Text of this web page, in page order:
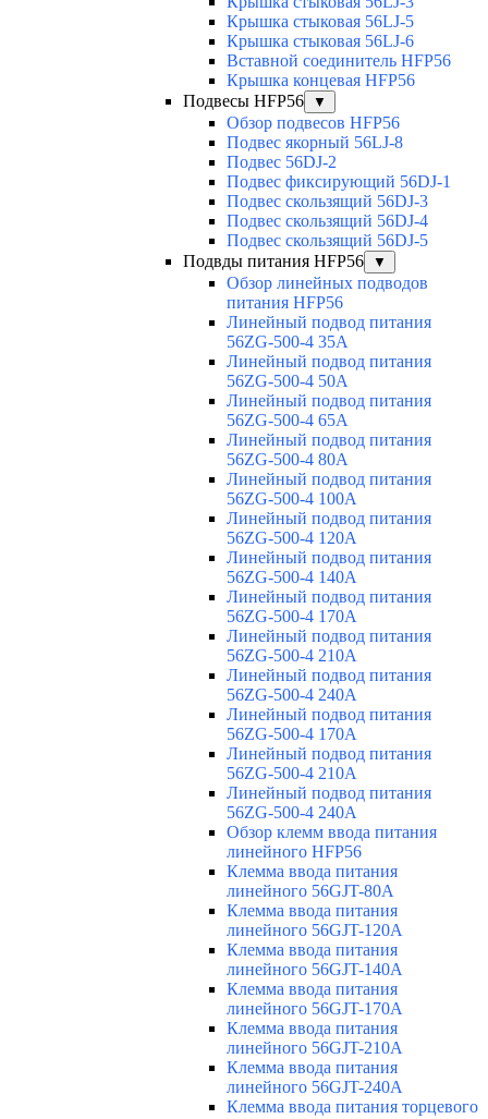
Крышка стыковая 56LJ-5
Крышка стыковая 56LJ-6
Вставной соединитель HFP56
Крышка концевая HFP56
Подвесы HFP56
▼
Обзор подвесов HFP56
Подвес якорный 56LJ-8
Подвес 56DJ-2
Подвес фиксирующий 56DJ-1
Подвес скользящий 56DJ-3
Подвес скользящий 56DJ-4
Подвес скользящий 56DJ-5
Подвды питания HFP56
▼
Обзор линейных подводов
питания HFP56
Линейный подвод питания
56ZG-500-4 35A
Линейный подвод питания
56ZG-500-4 50A
Линейный подвод питания
56ZG-500-4 65A
Линейный подвод питания
56ZG-500-4 80A
Линейный подвод питания
56ZG-500-4 100A
Линейный подвод питания
56ZG-500-4 120A
Линейный подвод питания
56ZG-500-4 140A
Линейный подвод питания
56ZG-500-4 170A
Линейный подвод питания
56ZG-500-4 210A
Линейный подвод питания
56ZG-500-4 240A
Линейный подвод питания
56ZG-500-4 170A
Линейный подвод питания
56ZG-500-4 210A
Линейный подвод питания
56ZG-500-4 240A
Обзор клемм ввода питания
линейного HFP56
Клемма ввода питания
линейного 56GJT-80A
Клемма ввода питания
линейного 56GJT-120A
Клемма ввода питания
линейного 56GJT-140A
Клемма ввода питания
линейного 56GJT-170A
Клемма ввода питания
линейного 56GJT-210A
Клемма ввода питания
линейного 56GJT-240A
Клемма ввода питания торцевого